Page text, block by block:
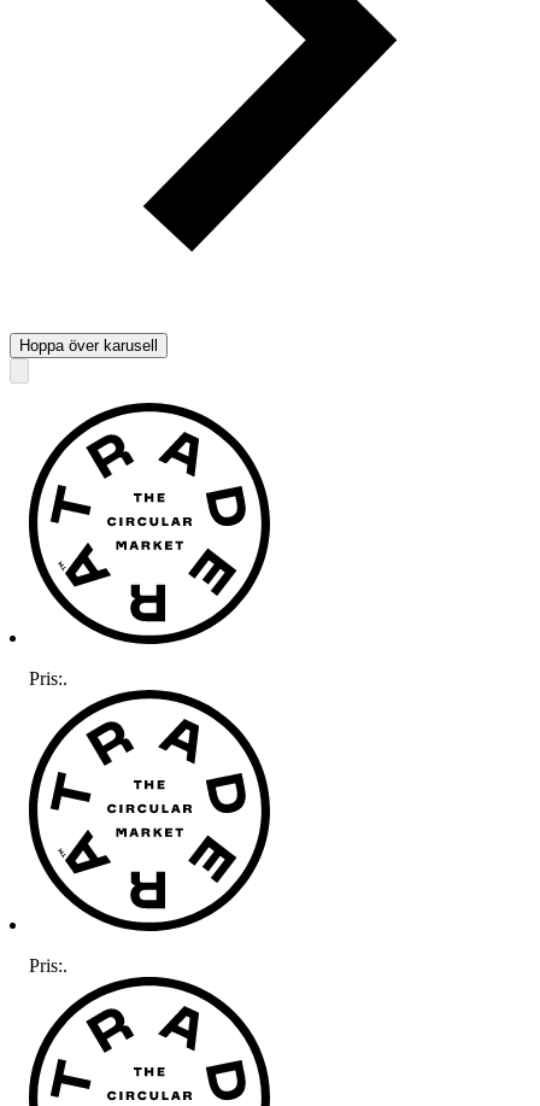
Hoppa över karusell
Pris:.
Pris:.